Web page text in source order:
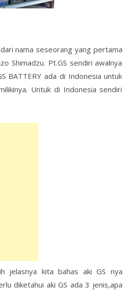
nama seseorang yang pertama
Shimadzu. Pt.GS sendiri awalnya
BATTERY ada di Indonesia untuk
Untuk di Indonesia sendiri
jelasnya kita bahas aki GS nya
diketahui aki GS ada 3 jenis,apa